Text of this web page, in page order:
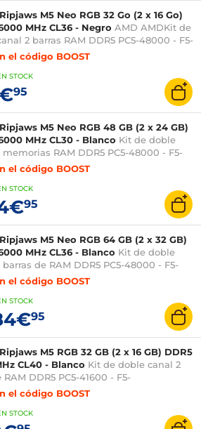
M5 Neo RGB 32 Go (2 x 16 Go)
MHz CL36 - Negro AMD AMDKit de
2 barras RAM DDR5 PC5-48000 - F5-
RM5NRK - Optimizado para
el código BOOST
STOCK
95
M5 Neo RGB 48 GB (2 x 24 GB)
MHz CL30 - Blanco Kit de doble
memorias RAM DDR5 PC5-48000 - F5-
RM5NRW - Optimizado para
el código BOOST
STOCK
95
M5 Neo RGB 64 GB (2 x 32 GB)
MHz CL36 - Blanco Kit de doble
de RAM DDR5 PC5-48000 - F5-
RM5NRW - Optimizado para
el código BOOST
STOCK
95
M5 RGB 32 GB (2 x 16 GB) DDR5
CL40 - Blanco Kit de doble canal 2
DDR5 PC5-41600 - F5-
RM5RW
el código BOOST
STOCK